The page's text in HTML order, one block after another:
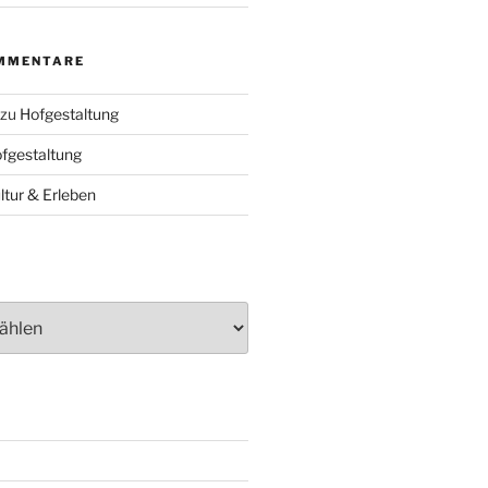
Hofgestaltung
& Erleben